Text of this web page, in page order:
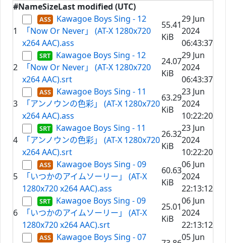
#NameSizeLast modified (UTC)
1
Kawagoe Boys Sing - 12
「Now Or Never」 (AT-X 1280x720
x264 AAC).ass
55.41
KiB
29 Jun
2024
06:43:37
2
Kawagoe Boys Sing - 12
「Now Or Never」 (AT-X 1280x720
x264 AAC).srt
24.07
KiB
29 Jun
2024
06:43:37
3
Kawagoe Boys Sing - 11
「アンノウンの色彩」 (AT-X 1280x720
x264 AAC).ass
63.29
KiB
23 Jun
2024
10:22:20
4
Kawagoe Boys Sing - 11
「アンノウンの色彩」 (AT-X 1280x720
x264 AAC).srt
26.32
KiB
23 Jun
2024
10:22:20
5
Kawagoe Boys Sing - 09
「いつかのアイムソーリー」 (AT-X
1280x720 x264 AAC).ass
60.63
KiB
06 Jun
2024
22:13:12
6
Kawagoe Boys Sing - 09
「いつかのアイムソーリー」 (AT-X
1280x720 x264 AAC).srt
25.01
KiB
06 Jun
2024
22:13:12
Kawagoe Boys Sing - 07
05 Jun